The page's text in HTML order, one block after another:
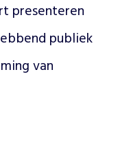
presenteren
publiek
van